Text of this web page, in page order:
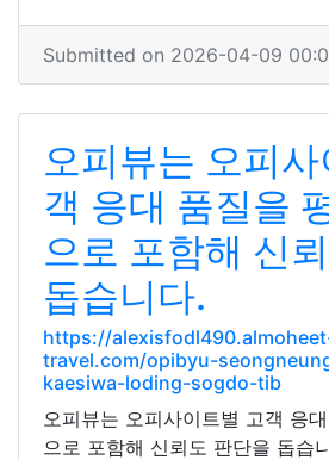
Submitted on 2026-04-09
오피뷰는 오피
객 응대 품질을
으로 포함해 신
돕습니다.
https://
travel.com/opibyu-
kaesiwa-loding-sogdo-tib
오피뷰는 오피사이트별 고객 응
으로 포함해 신뢰도 판단을 돕습